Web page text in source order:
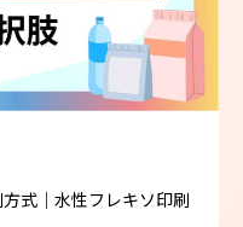
式｜水性フレキソ印刷